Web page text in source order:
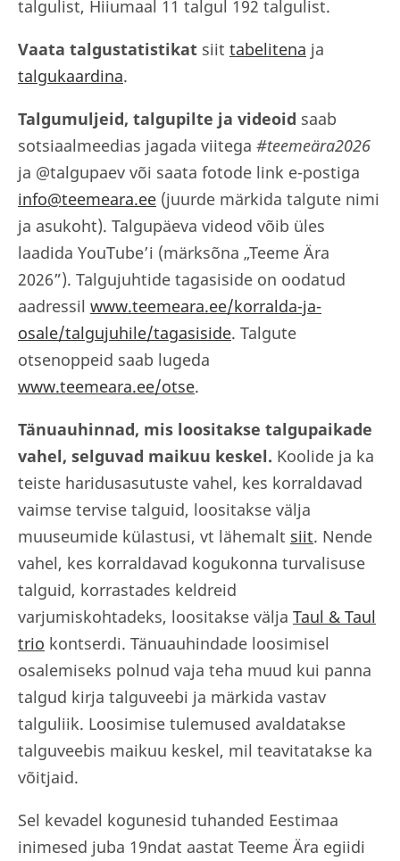
talgulist, Hiiumaal 11 talgul 192 talgulist.
Vaata talgustatistikat siit tabelitena ja
talgukaardina.
Talgumuljeid, talgupilte ja videoid saab
sotsiaalmeedias jagada viitega #teemeära2026
ja @talgupaev või saata fotode link e-postiga
info@teemeara.ee (juurde märkida talgute nimi
ja asukoht). Talgupäeva videod võib üles
laadida YouTube’i (märksõna „Teeme Ära
2026”). Talgujuhtide tagasiside on oodatud
aadressil www.teemeara.ee/korralda-ja-
osale/talgujuhile/tagasiside. Talgute
otsenoppeid saab lugeda
www.teemeara.ee/otse.
Tänuauhinnad, mis loositakse talgupaikade
vahel, selguvad maikuu keskel. Koolide ja ka
teiste haridusasutuste vahel, kes korraldavad
vaimse tervise talguid, loositakse välja
muuseumide külastusi, vt lähemalt siit. Nende
vahel, kes korraldavad kogukonna turvalisuse
talguid, korrastades keldreid
varjumiskohtadeks, loositakse välja Taul & Taul
trio kontserdi. Tänuauhindade loosimisel
osalemiseks polnud vaja teha muud kui panna
talgud kirja talguveebi ja märkida vastav
talguliik. Loosimise tulemused avaldatakse
talguveebis maikuu keskel, mil teavitatakse ka
võitjaid.
Sel kevadel kogunesid tuhanded Eestimaa
inimesed juba 19ndat aastat Teeme Ära egiidi